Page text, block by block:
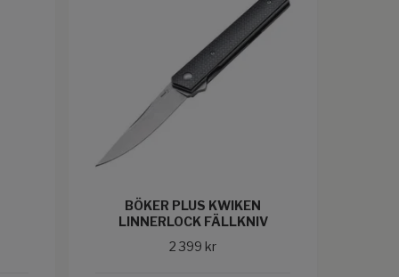
BÖKER PLUS KWIKEN
LINNERLOCK FÄLLKNIV
2 399 kr